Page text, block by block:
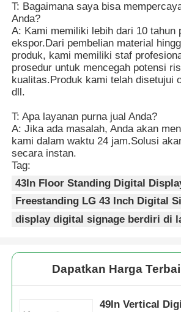
T: Bagaimana saya bisa
Anda?
A: Kami memiliki lebih dari 10 tahun
ekspor.Dari pembelian material
produk, kami memiliki staf
prosedur untuk mencegah potensi
kualitas.Produk kami telah disetujui
dll.
T: Apa layanan purna jual Anda?
A: Jika ada masalah, Anda akan
kami dalam waktu 24 jam.Solusi
secara instan.
Tag:
43In Floor Standing Digital
Freestanding LG 43 Inch Digital
display digital signage berdiri di
Dapatkan Harga
49In Vertical